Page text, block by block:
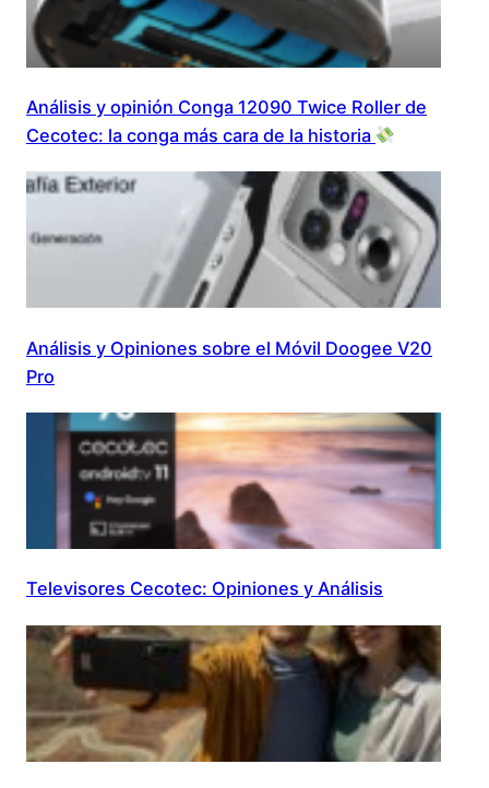
Análisis y opinión Conga 12090 Twice Roller de
Cecotec: la conga más cara de la historia
Análisis y Opiniones sobre el Móvil Doogee V20
Pro
Televisores Cecotec: Opiniones y Análisis